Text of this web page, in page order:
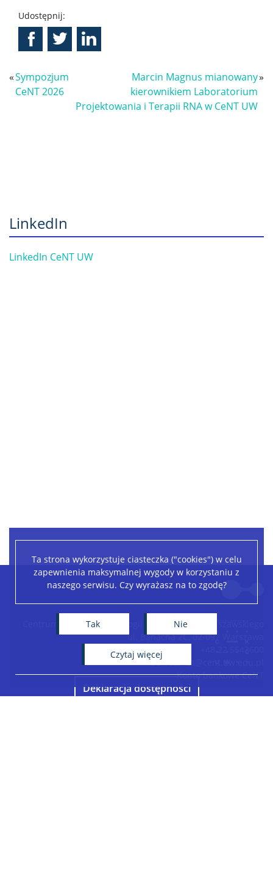
Ta strona wykorzystuje ciasteczka ("cookies") w celu
zapewnienia maksymalnej wygody w korzystaniu z
naszego serwisu. Czy wyrażasz na to zgodę?
Tak Nie
czytaj więcej
Udostępnij:
«Sympozjum
CeNT 2026
Marcin Magnus mianowany
kierownikiem Laboratorium
Projektowania i Terapii RNA w CeNT UW
»
LinkedIn
LinkedIn CeNT UW
Leaflet|©OpenStreetMapcontributors
Centrum Nowych Technologii Uniwersytetu Warszawskiego
ul. Banacha 2C, 02-097 Warszawa
sekretariat@cent.uw.edu.pl
Konto bankowe CeNT
Deklaracja dostępności